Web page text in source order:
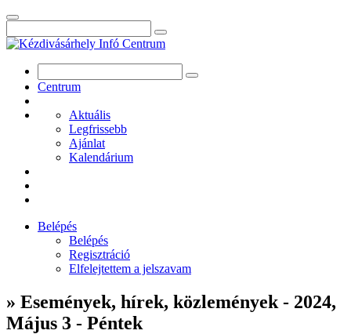
Centrum
Aktuális
Legfrissebb
Ajánlat
Kalendárium
Belépés
Belépés
Regisztráció
Elfelejtettem a jelszavam
» Események, hírek, közlemények - 2024,
Május 3 - Péntek